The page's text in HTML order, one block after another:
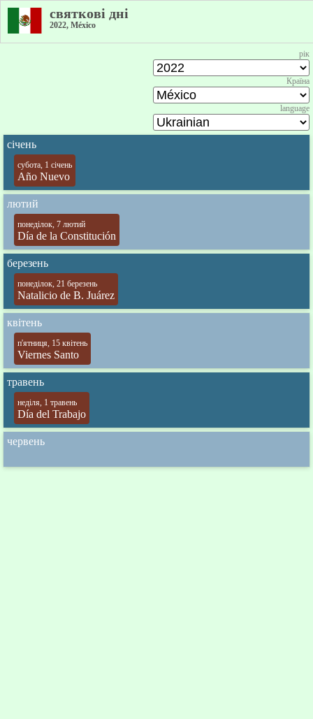
святкові дні
2022, México
рік
Країна
language
січень
субота, 1 січень
Año Nuevo
лютий
понеділок, 7 лютий
Día de la Constitución
березень
понеділок, 21 березень
Natalicio de B. Juárez
квітень
п'ятниця, 15 квітень
Viernes Santo
травень
неділя, 1 травень
Día del Trabajo
червень